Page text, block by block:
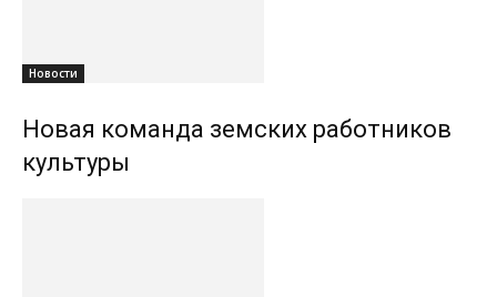
Новости
Новая команда земских работников
культуры